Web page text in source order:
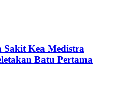
Sakit Kea Medistra
Batu Pertama